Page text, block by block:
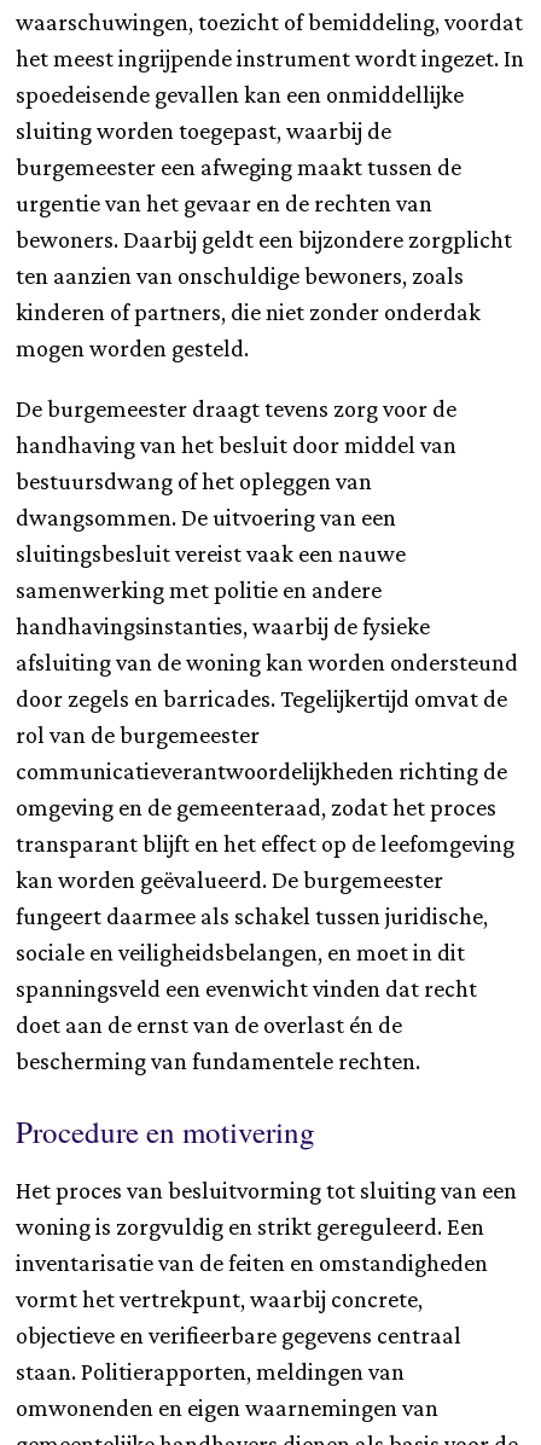
waarschuwingen, toezicht of bemiddeling, voordat
het meest ingrijpende instrument wordt ingezet. In
spoedeisende gevallen kan een onmiddellijke
sluiting worden toegepast, waarbij de
burgemeester een afweging maakt tussen de
urgentie van het gevaar en de rechten van
bewoners. Daarbij geldt een bijzondere zorgplicht
ten aanzien van onschuldige bewoners, zoals
kinderen of partners, die niet zonder onderdak
mogen worden gesteld.
De burgemeester draagt tevens zorg voor de
handhaving van het besluit door middel van
bestuursdwang of het opleggen van
dwangsommen. De uitvoering van een
sluitingsbesluit vereist vaak een nauwe
samenwerking met politie en andere
handhavingsinstanties, waarbij de fysieke
afsluiting van de woning kan worden ondersteund
door zegels en barricades. Tegelijkertijd omvat de
rol van de burgemeester
communicatieverantwoordelijkheden richting de
omgeving en de gemeenteraad, zodat het proces
transparant blijft en het effect op de leefomgeving
kan worden geëvalueerd. De burgemeester
fungeert daarmee als schakel tussen juridische,
sociale en veiligheidsbelangen, en moet in dit
spanningsveld een evenwicht vinden dat recht
doet aan de ernst van de overlast én de
bescherming van fundamentele rechten.
Procedure en motivering
Het proces van besluitvorming tot sluiting van een
woning is zorgvuldig en strikt gereguleerd. Een
inventarisatie van de feiten en omstandigheden
vormt het vertrekpunt, waarbij concrete,
objectieve en verifieerbare gegevens centraal
staan. Politierapporten, meldingen van
omwonenden en eigen waarnemingen van